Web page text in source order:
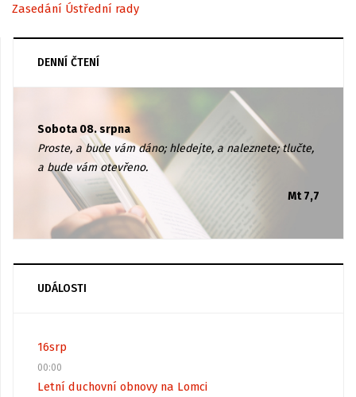
Zasedání Ústřední rady
DENNÍ ČTENÍ
Sobota 08. srpna
Proste, a bude vám dáno; hledejte, a naleznete; tlučte,
a bude vám otevřeno.
Mt 7,7
UDÁLOSTI
16srp
00:00
Letní duchovní obnovy na Lomci